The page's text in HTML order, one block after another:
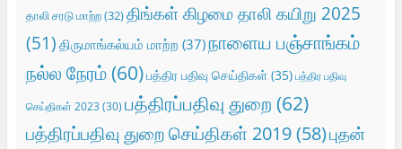
தாலி சரடு மாற்ற(32)திங்கள் கிழமை தாலி கயிறு 2025
(51) திருமாங்கல்யம் மாற்ற (37)நாளைய பஞ்சாங்கம்
நல்ல நேரம்(60)பத்திர பதிவு செய்திகள்(35) பத்திர பதிவு
செய்திகள் 2023 (30) பத்திரப்பதிவு துறை (62)
பத்திரப்பதிவு துறை செய்திகள் 2019(58)புதன்